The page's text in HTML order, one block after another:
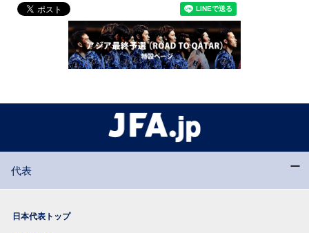
代表
日本代表トップ